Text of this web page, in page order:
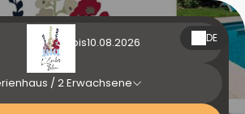
DE
bis
/2Erwachsene